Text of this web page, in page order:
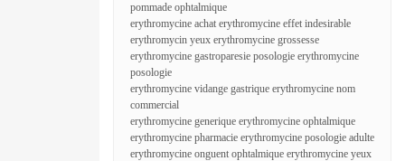
pommade ophtalmique
erythromycine achat erythromycine effet indesirable
erythromycin yeux erythromycine grossesse
erythromycine gastroparesie posologie erythromycine
posologie
erythromycine vidange gastrique erythromycine nom
commercial
erythromycine generique erythromycine ophtalmique
erythromycine pharmacie erythromycine posologie adulte
erythromycine onguent ophtalmique erythromycine yeux